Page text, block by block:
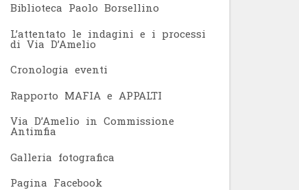
Biblioteca Paolo Borsellino
L’attentato le indagini e i processi
di Via D’Amelio
Cronologia eventi
Rapporto MAFIA e APPALTI
Via D’Amelio in Commissione
Antimfia
Galleria fotografica
Pagina Facebook